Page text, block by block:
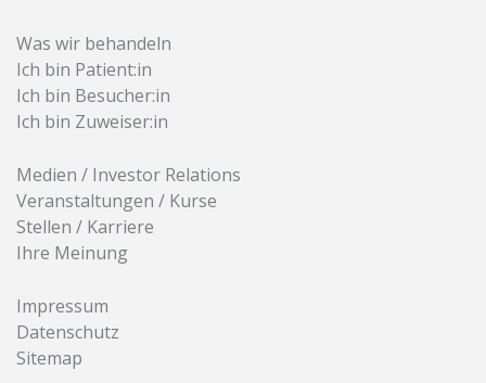
Was wir behandeln
Ich bin Patient:in
Ich bin Besucher:in
Ich bin Zuweiser:in
Medien / Investor Relations
Veranstaltungen / Kurse
Stellen / Karriere
Ihre Meinung
Impressum
Datenschutz
Sitemap